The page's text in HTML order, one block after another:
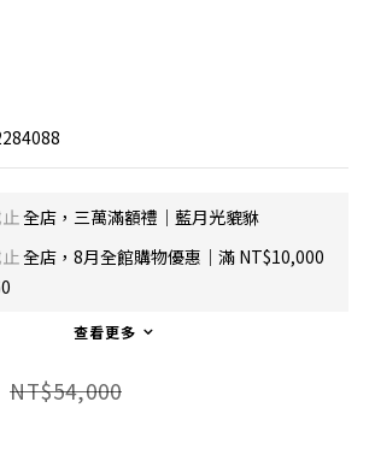
全店，三萬滿額禮｜藍月光貔貅
全店，8月全館購物優惠｜滿 NT$10,000
查看更多
NT$54,000